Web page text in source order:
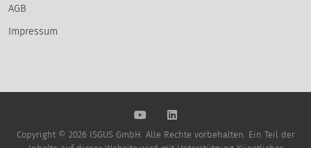
AGB
Impressum
Copyright © 2026 ISGUS GmbH. Alle Rechte vorbehalten. Ein Teil der